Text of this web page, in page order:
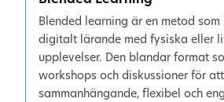
Blended learning är en metod
digitalt lärande med fysiska eller
upplevelser. Den blandar format
workshops och diskussioner för
sammanhängande, flexibel och